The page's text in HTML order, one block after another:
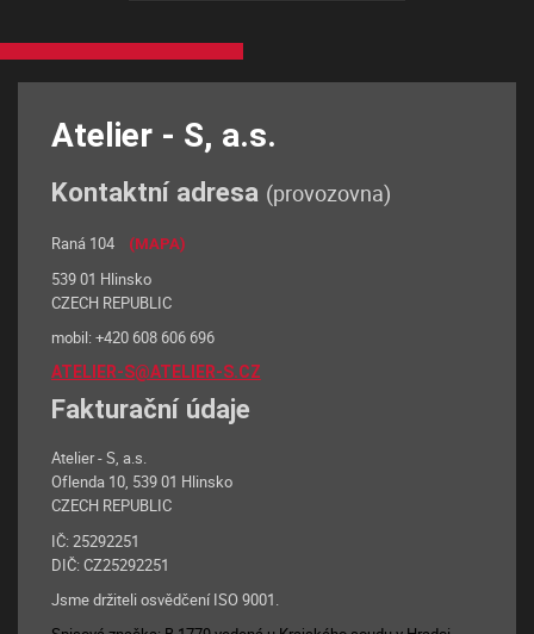
Atelier - S, a.s.
Kontaktní adresa (provozovna)
Raná 104 (MAPA)
539 01 Hlinsko
CZECH REPUBLIC
mobil: +420 608 606 696
ATELIER-S@ATELIER-S.CZ
Fakturační údaje
Atelier - S, a.s.
Oflenda 10, 539 01 Hlinsko
CZECH REPUBLIC
IČ: 25292251
DIČ: CZ25292251
Jsme držiteli osvědčení ISO 9001.